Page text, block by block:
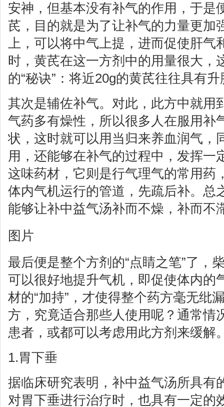
安神，但基本没有补气的作用，于是
芪，目的就是为了让补气的力量更加
上，可以将中气上提，进而促使肝气
时，黄芪在这一方剂中的用量很大，
的“秘诀”：将近20g的黄芪往往具有
其次是辅佐补气。对此，此方中就用
气药多有燥性，所以很多人在服用补
状，这时就可以用当归来养血润气，
用，还能够在补气的过程中，发挥一
这味药材，它则是行气理气的常用药
体内气机运行的管道，先疏后补。总
能够让补中益气汤补而不燥，补而不
图片
最后便是整个方剂的“点睛之笔”了，
可以很好地提升气机，即促使体内的
材的“加持”，才使得整个药方毫无纰
方，究竟适合那些人使用呢？通常情
患者，或都可以考虑用此方剂来缓解
1.胃下垂
据临床研究表明，补中益气汤所具有
对胃下垂进行治疗时，也具有一定的